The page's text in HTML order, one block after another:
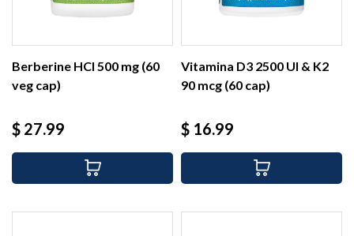
Berberine HCl 500 mg (60
veg cap)
Precio
$ 27.99
Vitamina D3 2500 UI & K2
90 mcg (60 cap)
Precio
$ 16.99